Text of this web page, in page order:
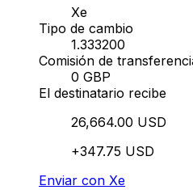
Xe
Tipo de cambio
1.333200
Comisión de
0 GBP
El destinatario recibe
26,664.00 USD
+347.75 USD
Enviar con Xe